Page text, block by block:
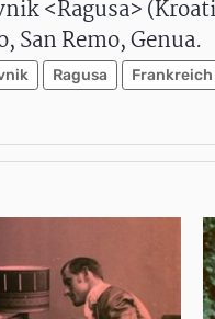
<Ragusa>
San Remo, Genua.
Ragusa Frankreich